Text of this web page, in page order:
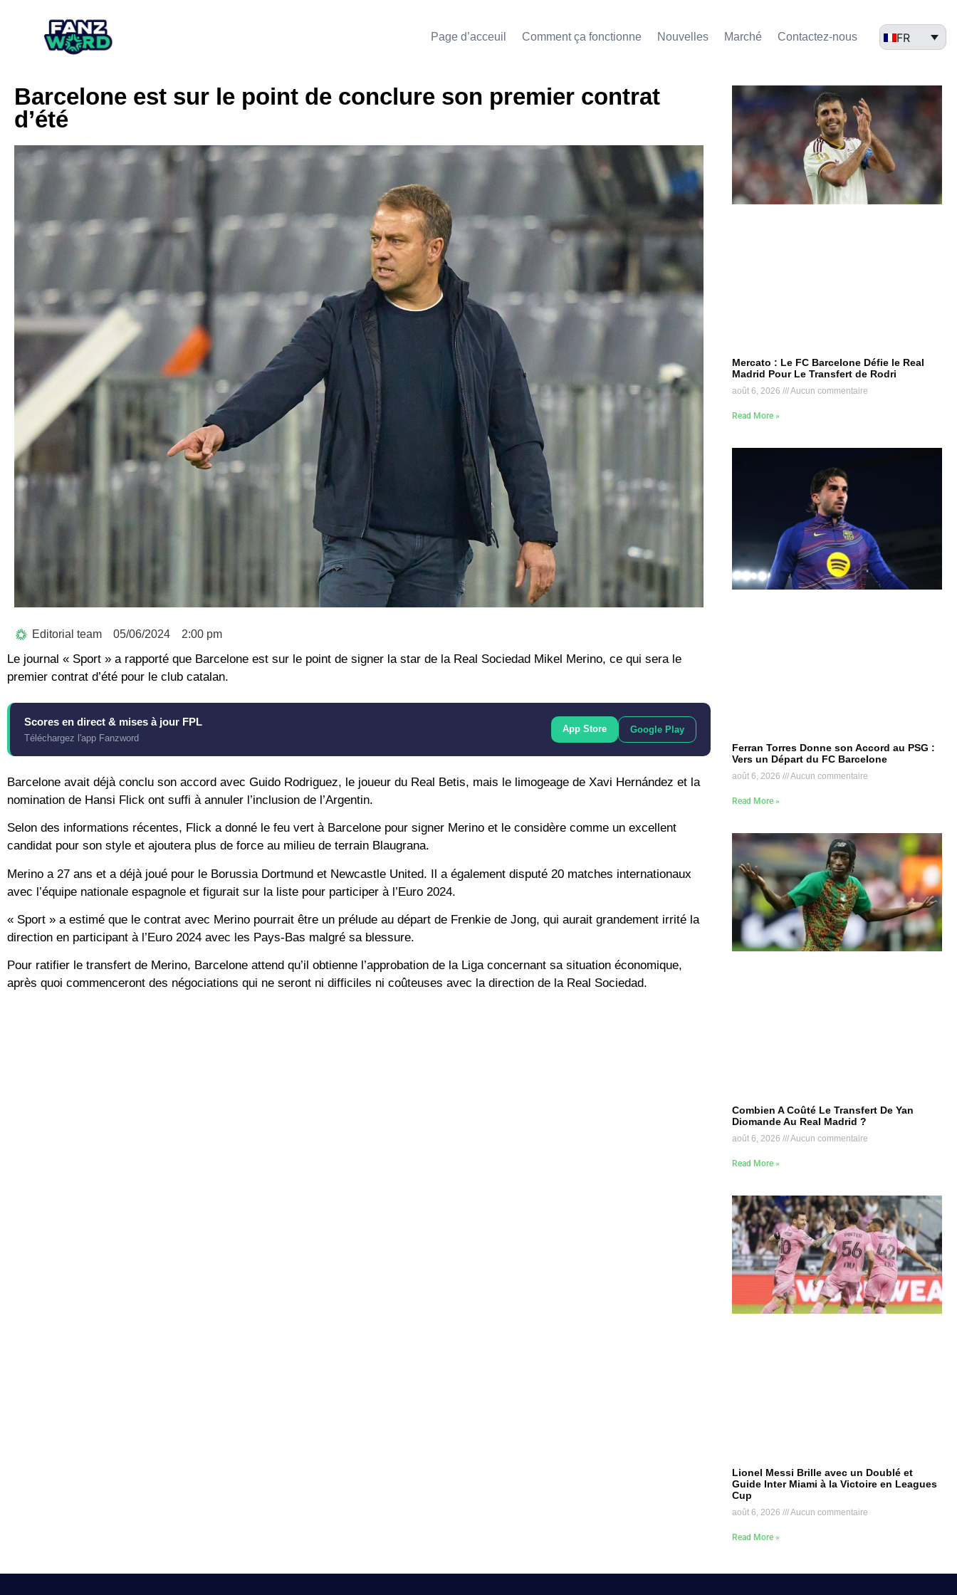
Page d’acceuil Comment ça fonctionne Nouvelles Marché​ Contactez-nous FR
Barcelone est sur le point de conclure son premier contrat
d’été
Editorial team 05/06/2024 2:00 pm
Le journal « Sport » a rapporté que Barcelone est sur le point de signer la star de la Real Sociedad Mikel Merino, ce qui sera le
premier contrat d’été pour le club catalan.
Scores en direct & mises à jour FPL
Téléchargez l'app Fanzword
App Store Google Play
Barcelone avait déjà conclu son accord avec Guido Rodriguez, le joueur du Real Betis, mais le limogeage de Xavi Hernández et la
nomination de Hansi Flick ont ​​suffi à annuler l’inclusion de l’Argentin.
Selon des informations récentes, Flick a donné le feu vert à Barcelone pour signer Merino et le considère comme un excellent
candidat pour son style et ajoutera plus de force au milieu de terrain Blaugrana.
Merino a 27 ans et a déjà joué pour le Borussia Dortmund et Newcastle United. Il a également disputé 20 matches internationaux
avec l’équipe nationale espagnole et figurait sur la liste pour participer à l’Euro 2024.
« Sport » a estimé que le contrat avec Merino pourrait être un prélude au départ de Frenkie de Jong, qui aurait grandement irrité la
direction en participant à l’Euro 2024 avec les Pays-Bas malgré sa blessure.
Pour ratifier le transfert de Merino, Barcelone attend qu’il obtienne l’approbation de la Liga concernant sa situation économique,
après quoi commenceront des négociations qui ne seront ni difficiles ni coûteuses avec la direction de la Real Sociedad.
Mercato : Le FC Barcelone Défie le Real
Madrid Pour Le Transfert de Rodri
août 6, 2026 Aucun commentaire
Read More »
Ferran Torres Donne son Accord au PSG :
Vers un Départ du FC Barcelone
août 6, 2026 Aucun commentaire
Read More »
Combien A Coûté Le Transfert De Yan
Diomande Au Real Madrid ?
août 6, 2026 Aucun commentaire
Read More »
Lionel Messi Brille avec un Doublé et
Guide Inter Miami à la Victoire en Leagues
Cup
août 6, 2026 Aucun commentaire
Read More »